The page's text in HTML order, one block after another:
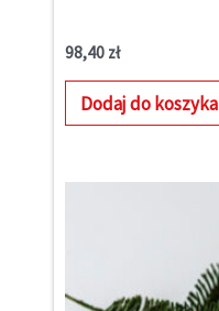
98,40 zł
Dodaj do koszyka